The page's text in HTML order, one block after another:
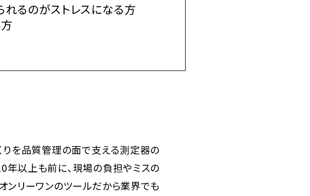
るのがストレスになる方
りを品質管理の面で支える測定器の
年以上も前に、現場の負担やミスの
ンリーワンのツールだから業界でも